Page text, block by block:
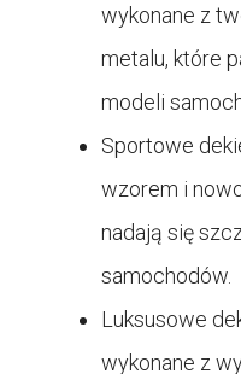
wykonane z
metalu, które
modeli
Sportowe
wzorem i
nadają się
samochodów.
Luksusowe
wykonane z